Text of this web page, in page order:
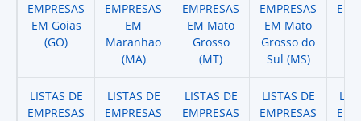
EMPRESAS
EM Goias
(GO)
EMPRESAS
EM
Maranhao
(MA)
EMPRESAS
EM Mato
Grosso
(MT)
EMPRESAS
EM Mato
Grosso do
Sul (MS)
LISTAS DE
EMPRESAS
LISTAS DE
EMPRESAS
LISTAS DE
EMPRESAS
LISTAS DE
EMPRESAS